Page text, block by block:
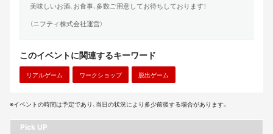
美味しいお酒、お食事、多数ご用意してお待ちしております！
（ニフティ株式会社運営）
このイベントに関連するキーワード
リアルゲーム ワークショップ 脱出ゲーム
※イベントの時間は予定であり、当日の状況により多少前後する場合があります。
Pick UP